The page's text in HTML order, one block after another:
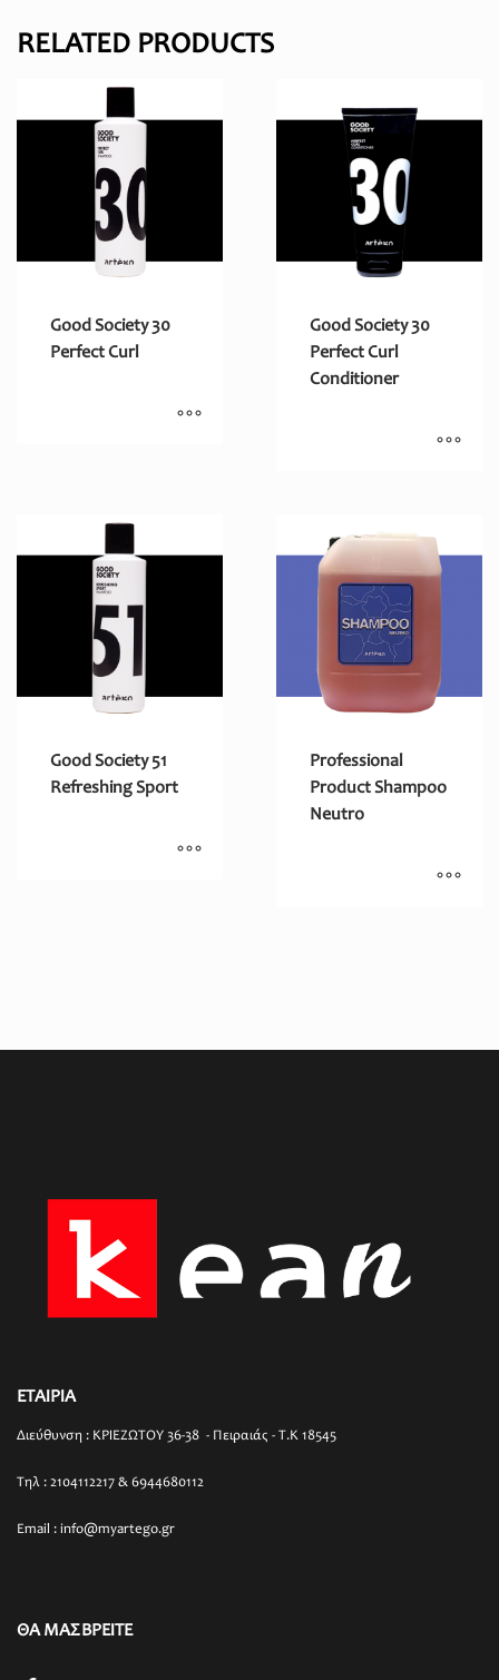
RELATED PRODUCTS
Good Society 30
Perfect Curl
Good Society 30
Perfect Curl
Conditioner
Good Society 51
Refreshing Sport
Professional
Product Shampoo
Neutro
ΕΤΑΙΡΙΑ
Διεύθυνση : ΚΡΙΕΖΩΤΟΥ 36-38 - Πειραιάς - T.K 18545
Τηλ : 2104112217 & 6944680112
Email : info@myartego.gr
ΘΑ ΜΑΣ ΒΡΕΙΤΕ